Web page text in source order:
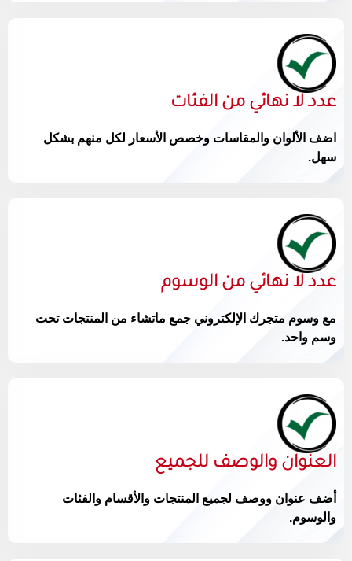
عدد لا نهائي من الفئات
اضف الألوان والمقاسات وخصص الأسعار لكل منهم بشكل
سهل.
عدد لا نهائي من الوسوم
مع وسوم متجرك الإلكتروني جمع ماتشاء من المنتجات تحت
وسم واحد.
العنوان والوصف للجميع
أضف عنوان ووصف لجميع المنتجات والأقسام والفئات
والوسوم.